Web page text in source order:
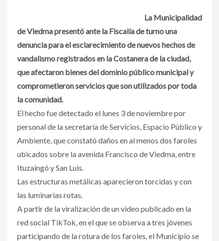
La Municipalidad
de Viedma presentó ante la Fiscalía de turno una
denuncia para el esclarecimiento de nuevos hechos de
vandalismo registrados en la Costanera de la ciudad,
que afectaron bienes del dominio público municipal y
comprometieron servicios que son utilizados por toda
la comunidad.
El hecho fue detectado el lunes 3 de noviembre por
personal de la secretaría de Servicios, Espacio Público y
Ambiente, que constató daños en al menos dos faroles
ubicados sobre la avenida Francisco de Viedma, entre
Ituzaingó y San Luis.
Las estructuras metálicas aparecieron torcidas y con
las luminarias rotas.
A partir de la viralización de un video publicado en la
red social TikTok, en el que se observa a tres jóvenes
participando de la rotura de los faroles, el Municipio se